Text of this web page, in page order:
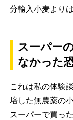
分輸入小麦より
スーパー
なかった
これは私の体験
培した無農薬の
スーパーで買っ